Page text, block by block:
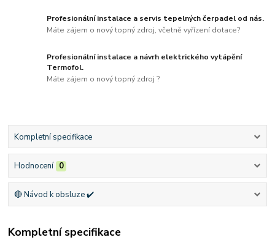
Profesionální instalace a servis tepelných čerpadel od nás.
Máte zájem o nový topný zdroj, včetně vyřízení dotace?
Profesionální instalace a návrh elektrického vytápění
Termofol.
Máte zájem o nový topný zdroj ?
Kompletní specifikace
Hodnocení 0
🔴 Návod k obsluze ✔️
Kompletní specifikace